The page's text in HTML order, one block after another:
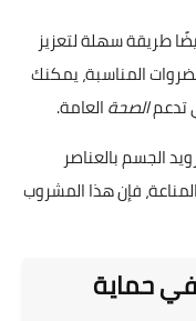
طريقة سهلة لتعزيز
المناسبة، يمكنك
تدعمالصحةالعامة.
الجسم بالعناصر
فإن هذا المشروب
حماية